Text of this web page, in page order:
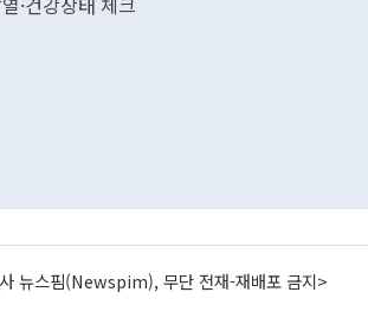
뉴스핌(Newspim), 무단 전재-재배포 금지>